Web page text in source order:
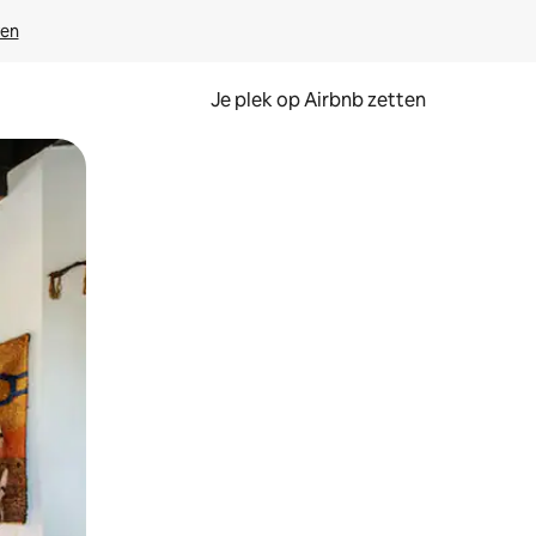
Je plek op Airbnb zetten
of swipen.